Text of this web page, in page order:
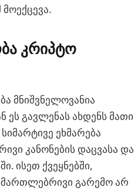
კრიპტო
მნიშვნელოვანია
ეს გავლენას ახდენს მათი
ეხმარება
კანონების დაცვასა და
ისეთ ქვეყნებში,
გარემო არ